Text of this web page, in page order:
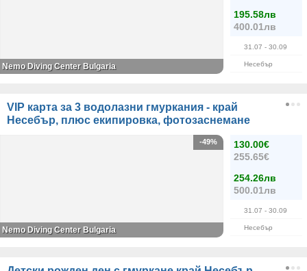
195.58лв
400.01лв
31.07 - 30.09
Несебър
Nemo Diving Center Bulgaria
VIP карта за 3 водолазни гмуркания - край
Несебър, плюс екипировка, фотозаснемане
130.00€
255.65€
254.26лв
500.01лв
31.07 - 30.09
Несебър
-49%
Nemo Diving Center Bulgaria